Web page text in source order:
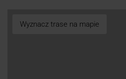
Wyznacz trase na mapie